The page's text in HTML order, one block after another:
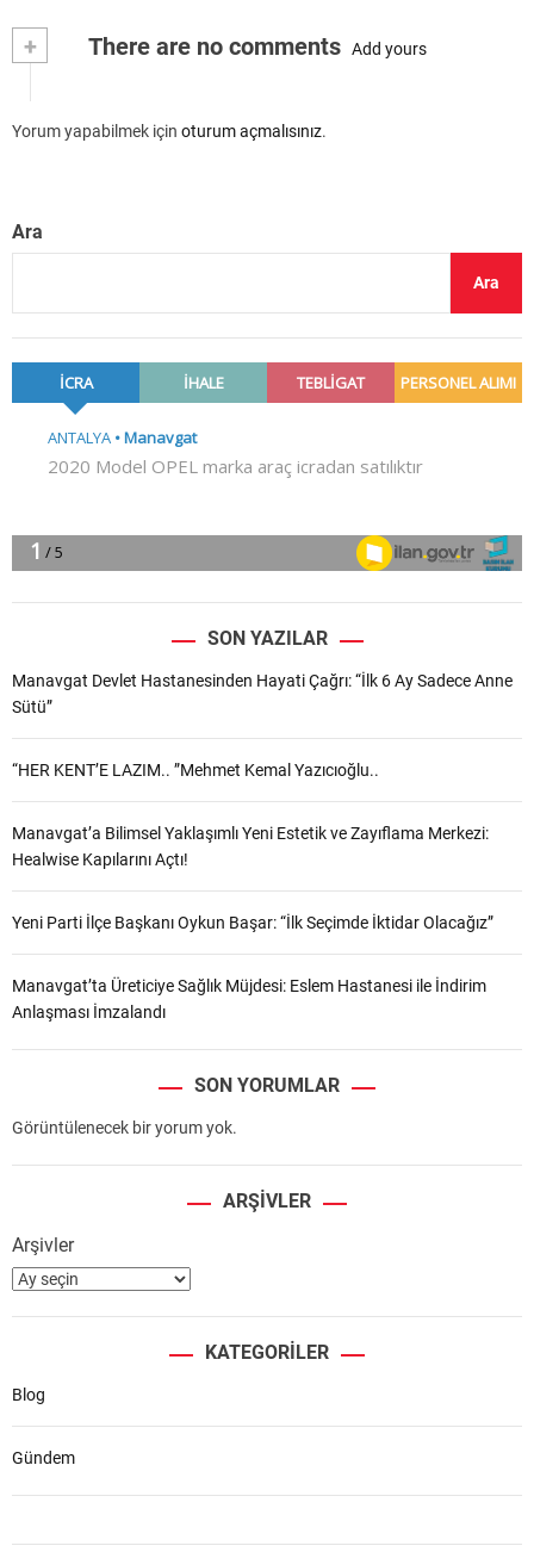
+ There are no comments Add yours
Yorum yapabilmek için oturum açmalısınız.
Ara
Ara
SON YAZILAR
Manavgat Devlet Hastanesinden Hayati Çağrı: “İlk 6 Ay Sadece Anne
Sütü”
“HER KENT’E LAZIM.. ”Mehmet Kemal Yazıcıoğlu..
Manavgat’a Bilimsel Yaklaşımlı Yeni Estetik ve Zayıflama Merkezi:
Healwise Kapılarını Açtı!
Yeni Parti İlçe Başkanı Oykun Başar: “İlk Seçimde İktidar Olacağız”
Manavgat’ta Üreticiye Sağlık Müjdesi: Eslem Hastanesi ile İndirim
Anlaşması İmzalandı
SON YORUMLAR
Görüntülenecek bir yorum yok.
ARŞIVLER
Arşivler
KATEGORILER
Blog
Gündem